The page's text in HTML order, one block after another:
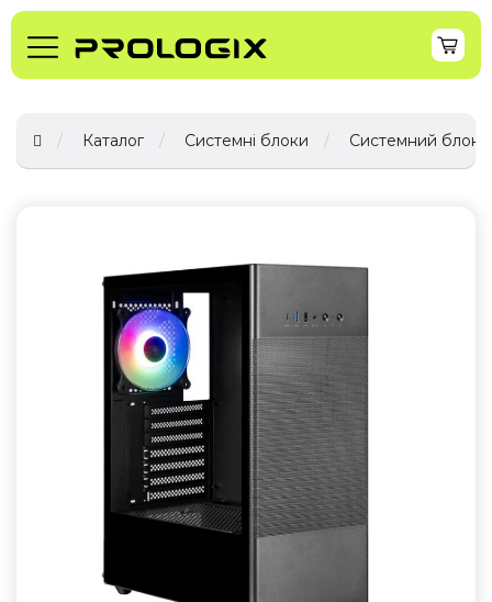
Каталог Системні блоки Системний блок